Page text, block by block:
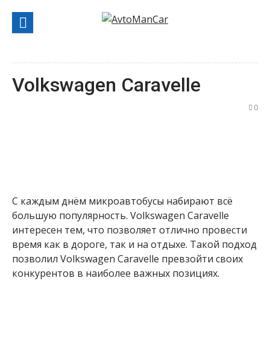
содержанию
Volkswagen Caravelle
0
С каждым днём микроавтобусы набирают всё
большую популярность. Volkswagen Caravelle
интересен тем, что позволяет отлично провести
время как в дороге, так и на отдыхе. Такой подход
позволил Volkswagen Caravelle превзойти своих
конкурентов в наиболее важных позициях.